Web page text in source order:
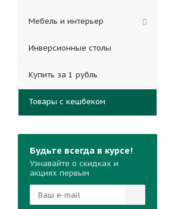
Мебель и интерьер
Инверсионные столы
Купить за 1 рубль
Товары с кешбеком
Будьте всегда в курсе!
Узнавайте о скидках и
акциях первым